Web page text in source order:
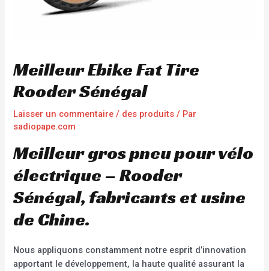
Meilleur Ebike Fat Tire
Rooder Sénégal
Laisser un commentaire / des produits / Par
sadiopape.com
Meilleur gros pneu pour vélo
électrique – Rooder
Sénégal, fabricants et usine
de Chine.
Nous appliquons constamment notre esprit d’innovation
apportant le développement, la haute qualité assurant la